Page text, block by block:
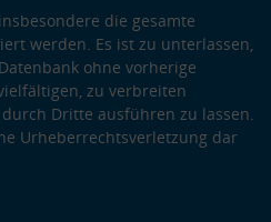
die gesamte
werden. Es ist zu unterlassen,
ohne vorherige
zu verbreiten
Dritte ausführen zu lassen.
Urheberrechtsverletzung dar